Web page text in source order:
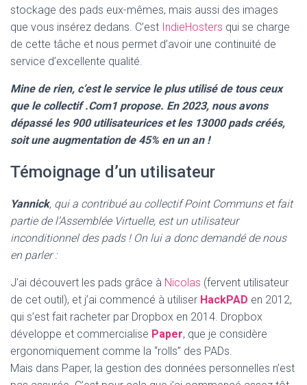
stockage des pads eux-mêmes, mais aussi des images
que vous insérez dedans. C’est IndieHosters qui se charge
de cette tâche et nous permet d’avoir une continuité de
service d’excellente qualité.
Mine de rien, c’est le service le plus utilisé de tous ceux
que le collectif .Com1 propose. En 2023, nous avons
dépassé les 900 utilisateurices et les 13000 pads créés,
soit une augmentation de 45% en un an !
Témoignage d’un utilisateur
Yannick, qui a contribué au collectif Point Communs et fait
partie de l’Assemblée Virtuelle, est un utilisateur
inconditionnel des pads ! On lui a donc demandé de nous
en parler :
J’ai découvert les pads grâce à Nicolas (fervent utilisateur
de cet outil), et j’ai commencé à utiliser HackPAD en 2012,
qui s’est fait racheter par Dropbox en 2014. Dropbox
développe et commercialise Paper, que je considère
ergonomiquement comme la “rolls” des PADs.
Mais dans Paper, la gestion des données personnelles n’est